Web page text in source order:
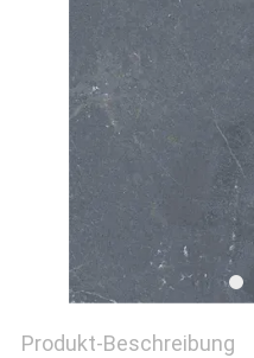
Produkt-Beschreibung